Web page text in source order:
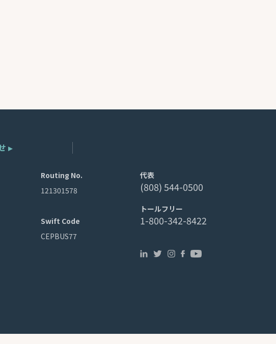
▸
Routing No.
121301578
Swift Code
CEPBUS77
代表
(808) 544-0500
トールフリー
1-800-342-8422